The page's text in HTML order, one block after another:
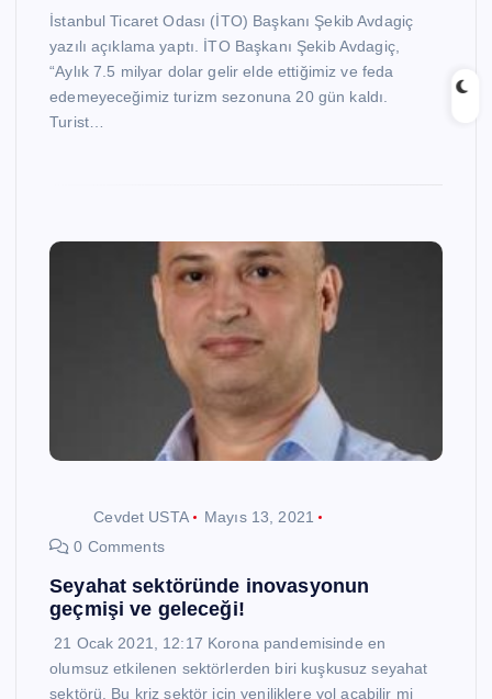
İstanbul Ticaret Odası (İTO) Başkanı Şekib Avdagiç
yazılı açıklama yaptı. İTO Başkanı Şekib Avdagiç,
“Aylık 7.5 milyar dolar gelir elde ettiğimiz ve feda
edemeyeceğimiz turizm sezonuna 20 gün kaldı.
Turist…
Cevdet USTA
Mayıs 13, 2021
0 Comments
Seyahat sektöründe inovasyonun
geçmişi ve geleceği!
21 Ocak 2021, 12:17 Korona pandemisinde en
olumsuz etkilenen sektörlerden biri kuşkusuz seyahat
sektörü. Bu kriz sektör için yeniliklere yol açabilir mi